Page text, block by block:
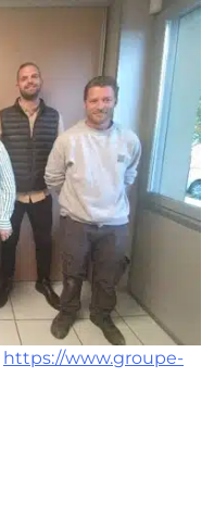
https://www.groupe-